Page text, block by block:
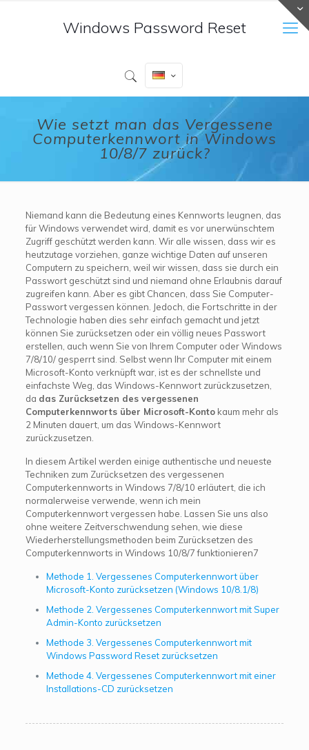
Windows Password Reset
Wie setzt man das Vergessene
Computerkennwort in Windows
10/8/7 zurück?
Niemand kann die Bedeutung eines Kennworts leugnen, das
für Windows verwendet wird, damit es vor unerwünschtem
Zugriff geschützt werden kann. Wir alle wissen, dass wir es
heutzutage vorziehen, ganze wichtige Daten auf unseren
Computern zu speichern, weil wir wissen, dass sie durch ein
Passwort geschützt sind und niemand ohne Erlaubnis darauf
zugreifen kann. Aber es gibt Chancen, dass Sie Computer-
Passwort vergessen können. Jedoch, die Fortschritte in der
Technologie haben dies sehr einfach gemacht und jetzt
können Sie zurücksetzen oder ein völlig neues Passwort
erstellen, auch wenn Sie von Ihrem Computer oder Windows
7/8/10/ gesperrt sind. Selbst wenn Ihr Computer mit einem
Microsoft-Konto verknüpft war, ist es der schnellste und
einfachste Weg, das Windows-Kennwort zurückzusetzen,
da das Zurücksetzen des vergessenen
Computerkennworts über Microsoft-Kontokaum mehr als
2 Minuten dauert, um das Windows-Kennwort
zurückzusetzen.
In diesem Artikel werden einige authentische und neueste
Techniken zum Zurücksetzen des vergessenen
Computerkennworts in Windows 7/8/10 erläutert, die ich
normalerweise verwende, wenn ich mein
Computerkennwort vergessen habe. Lassen Sie uns also
ohne weitere Zeitverschwendung sehen, wie diese
Wiederherstellungsmethoden beim Zurücksetzen des
Computerkennworts in Windows 10/8/7 funktionieren7
Methode 1. Vergessenes Computerkennwort über
Microsoft-Konto zurücksetzen (Windows 10/8.1/8)
Methode 2. Vergessenes Computerkennwort mit Super
Admin-Konto zurücksetzen
Methode 3. Vergessenes Computerkennwort mit
Windows Password Reset zurücksetzen
Methode 4. Vergessenes Computerkennwort mit einer
Installations-CD zurücksetzen